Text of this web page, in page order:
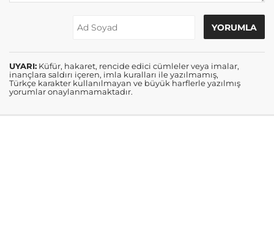
UYARI: Küfür, hakaret, rencide edici cümleler veya imalar,
inançlara saldırı içeren, imla kuralları ile yazılmamış,
Türkçe karakter kullanılmayan ve büyük harflerle yazılmış
yorumlar onaylanmamaktadır.